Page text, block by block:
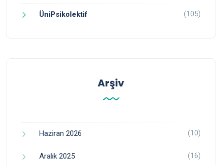
ÜniPsikolektif (105)
Arşiv
Haziran 2026 (10)
Aralık 2025 (16)